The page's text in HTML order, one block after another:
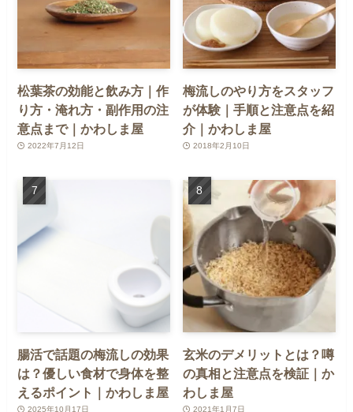
松葉茶の効能と飲み方｜作
り方・淹れ方・副作用の注
意点まで｜かわしま屋
2022年7月12日
梅流しのやり方をスタッフ
が体験｜手順と注意点を紹
介｜かわしま屋
2018年2月10日
腸活で話題の梅流しの効果
は？優しい食材で身体を整
えるポイント｜かわしま屋
2025年10月17日
玄米のデメリットとは？噂
の真相と注意点を検証｜か
わしま屋
2021年1月7日